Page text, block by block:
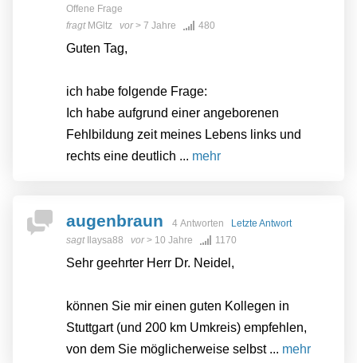
Offene Frage
fragt MGltz vor> 7 Jahre 480
Guten Tag,
ich habe folgende Frage:
Ich habe aufgrund einer angeborenen
Fehlbildung zeit meines Lebens links und
rechts eine deutlich ... mehr
augenbraun 4 Antworten
Letzte Antwort
sagt Ilaysa88 vor> 10 Jahre 1170
Sehr geehrter Herr Dr. Neidel,
können Sie mir einen guten Kollegen in
Stuttgart (und 200 km Umkreis) empfehlen,
von dem Sie möglicherweise selbst ... mehr